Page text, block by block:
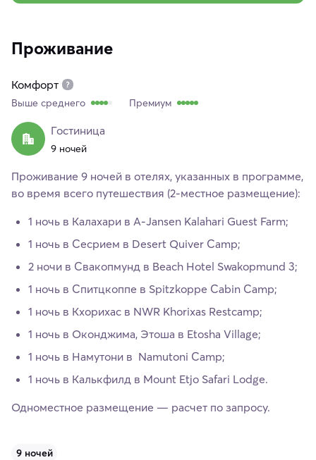
Проживание
Комфорт
Выше среднего Премиум
Гостиница
9 ночей
Проживание 9 ночей в отелях, указанных в программе,
во время всего путешествия (2-местное размещение):
1 ночь в Калахари в A-Jansen Kalahari Guest Farm;
1 ночь в Сесрием в Desert Quiver Camp;
2 ночи в Свакопмунд в Beach Hotel Swakopmund 3;
1 ночь в Спитцкоппе в Spitzkoppe Cabin Camp;
1 ночь в Кхорихас в NWR Khorixas Restcamp;
1 ночь в Оконджима, Этоша в Etosha Village;
1 ночь в Намутони в Namutoni Camp;
1 ночь в Калькфилд в Mount Etjo Safari Lodge.
Одноместное размещение — расчет по запросу.
9 ночей